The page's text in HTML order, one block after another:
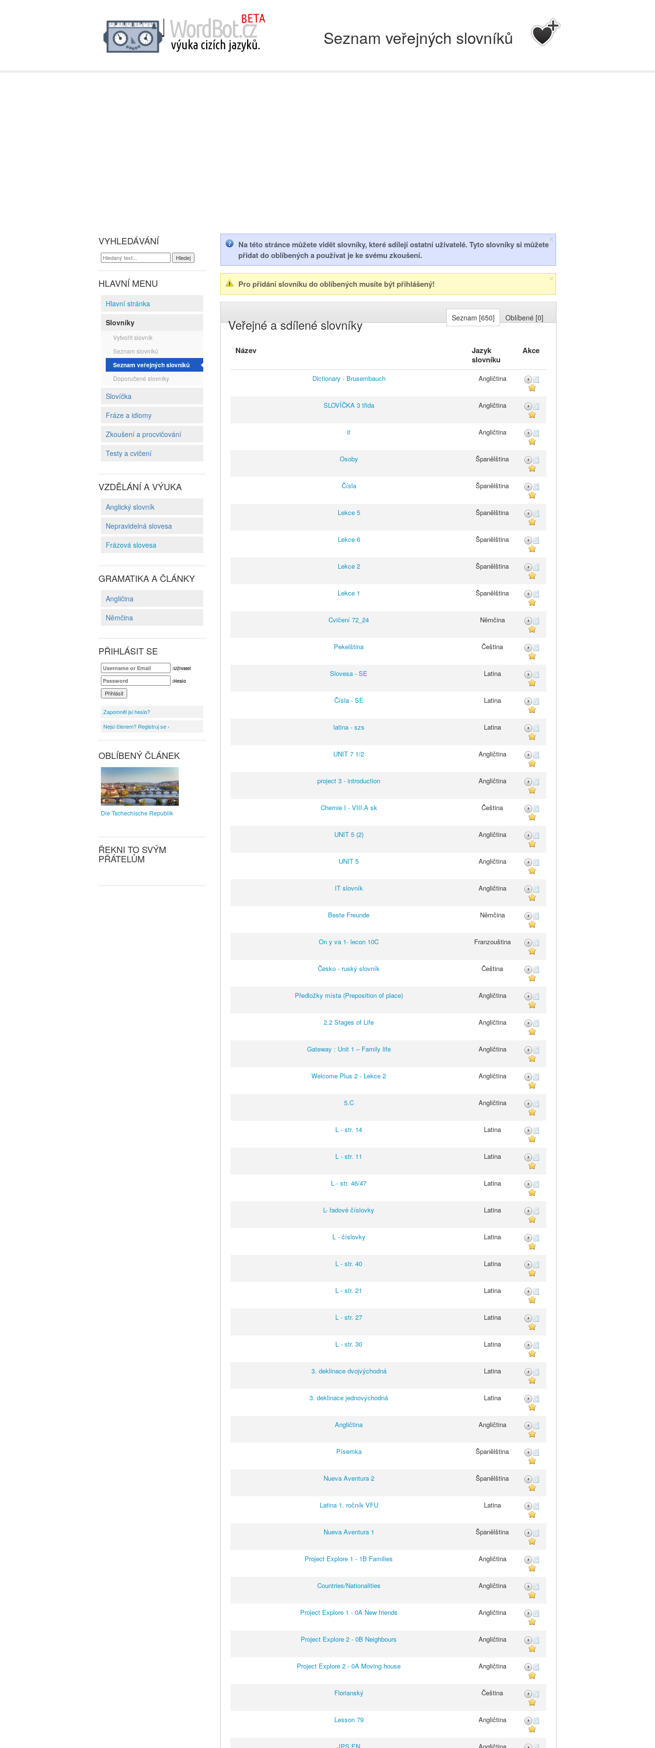
Seznam veřejných slovníků
VYHLEDÁVÁNÍ
HLAVNÍ MENU
Hlavní stránka
Slovníky
Vytvořit slovník
Seznam slovníků
Seznam veřejných slovníků
Doporučené slovníky
Slovíčka
Fráze a idiomy
Zkoušení a procvičování
Testy a cvičení
VZDĚLÁNÍ A VÝUKA
Anglický slovník
Nepravidelná slovesa
Frázová slovesa
GRAMATIKA A ČLÁNKY
Angličina
Němčina
PŘIHLÁSIT SE
:Uživatel
:Heslo
Zapomněl jsi heslo?
Nejsi členem? Registruj se ›
OBLÍBENÝ ČLÁNEK
Die Tschechische Republik
ŘEKNI TO SVÝM
PŘÁTELŮM
Na této stránce můžete vidět slovníky, které sdílejí ostatní uživatelé. Tyto slovníky si můžete
přidat do oblíbených a používat je ke svému zkoušení.
Pro přidání slovníku do oblíbených musíte být přihlášený!
Veřejné a sdílené slovníky Seznam [650] Oblíbené [0]
Název
Jazyk
slovníku
Akce
Dictionary - Brusembauch Angličtina
SLOVÍČKA 3 třida Angličtina
it Angličtina
Osoby Španělština
Čísla Španělština
Lekce 5 Španělština
Lekce 6 Španělština
Lekce 2 Španělština
Lekce 1 Španělština
Cvičení 72_24 Němčina
Pekelština Čeština
Slovesa - SE Latina
Čísla - SE Latina
latina - szs Latina
UNIT 7 1/2 Angličtina
project 3 - introduction Angličtina
Chemie I - VIII.A sk Čeština
UNIT 5 (2) Angličtina
UNIT 5 Angličtina
IT slovník Angličtina
Beste Freunde Němčina
On y va 1- lecon 10C Franzouština
Česko - ruský slovník Čeština
Předložky místa (Preposition of place) Angličtina
2.2 Stages of Life Angličtina
Gateway : Unit 1 – Family life Angličtina
Welcome Plus 2 - Lekce 2 Angličtina
5.C Angličtina
L - str. 14 Latina
L - str. 11 Latina
L - str. 46/47 Latina
L- řadové číslovky Latina
L - číslovky Latina
L - str. 40 Latina
L - str. 21 Latina
L - str. 27 Latina
L - str. 30 Latina
3. deklinace dvojvýchodná Latina
3. deklinace jednovýchodná Latina
Angličtina Angličtina
Písemka Španělština
Nueva Aventura 2 Španělština
Latina 1. ročník VFU Latina
Nueva Aventura 1 Španělština
Project Explore 1 - 1B Families Angličtina
Countries/Nationalities Angličtina
Project Explore 1 - 0A New friends Angličtina
Project Explore 2 - 0B Neighbours Angličtina
Project Explore 2 - 0A Moving house Angličtina
Florianský Čeština
Lesson 79 Angličtina